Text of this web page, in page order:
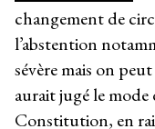
changement de
l’abstention
sévère mais on
aurait jugé le
Constitution, en